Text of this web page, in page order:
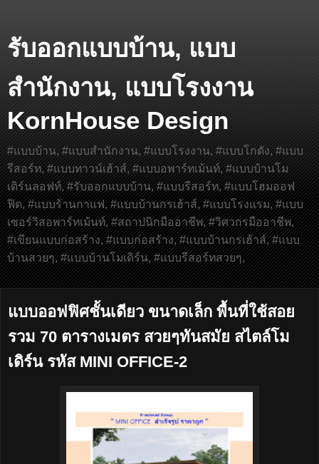
รับออกแบบบ้าน, แบบ
สำนักงาน, แบบโรงงาน
KornHouse Design
#แบบบ้าน, #แบบสำนักงาน, #แบบโรงงาน, #แบบโกดัง, #แบบ
รีสอร์ท, #แบบทาวน์เฮ้าส์, #แบบอพาร์ทเม้นท์, #แบบบ้านโม
เดิร์นลอฟท์, #รับออกแบบบ้าน, #แบบรีสอร์ท, #แบบโฮมออฟ
ฟิต, #แบบร้านกาแฟ, #แบบบ้านกรเฮ้าส์, #แบบโรงแรม, #แบบ
เซอร์วิสอพาร์ทเม้นท์, #สถาปนิกมืออาชีพ, #วิศวกรมืออาชีพ,
#เขียนแบบก่อสร้าง, #แบบก่อสร้าง, #แบบบ้านกรเฮ้าส์, #แบบ
บ้านสวยๆ, #แบบบ้านโมเดิร์น, #แบบรีสอร์ทสวยๆ,
แบบออฟฟิศชั้นเดียว ขนาดเล็ก พื้นที่ใช้สอย
รวม 70 ตารางเมตร สวยๆทันสมัย สไตล์โม
เดิร์น รหัส MINI OFFICE-2